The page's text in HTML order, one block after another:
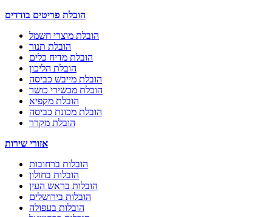
הובלת פריטים בודדים
הובלת מוצרי חשמל
הובלת תנור
הובלת מדיח כלים
הובלת הליכון
הובלת מייבש כביסה
הובלת מכשירי כושר
הובלת מקפיא
הובלת מכונת כביסה
הובלת מקרר
אזורי שירות
הובלות ברחובות
הובלות בחולון
הובלות בראש העין
הובלות בירושלים
הובלות בעפולה